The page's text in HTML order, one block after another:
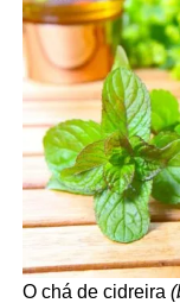
O chá de cidreira